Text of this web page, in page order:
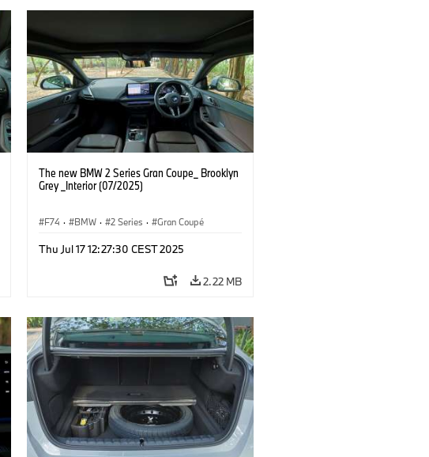
The new BMW 2 Series Gran Coupe_ Brooklyn
Grey _Interior (07/2025)
F74 · BMW · 2 Series · Gran Coupé
Thu Jul 17 12:27:30 CEST 2025
2.22 MB